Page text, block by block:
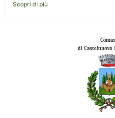
Scopri di più